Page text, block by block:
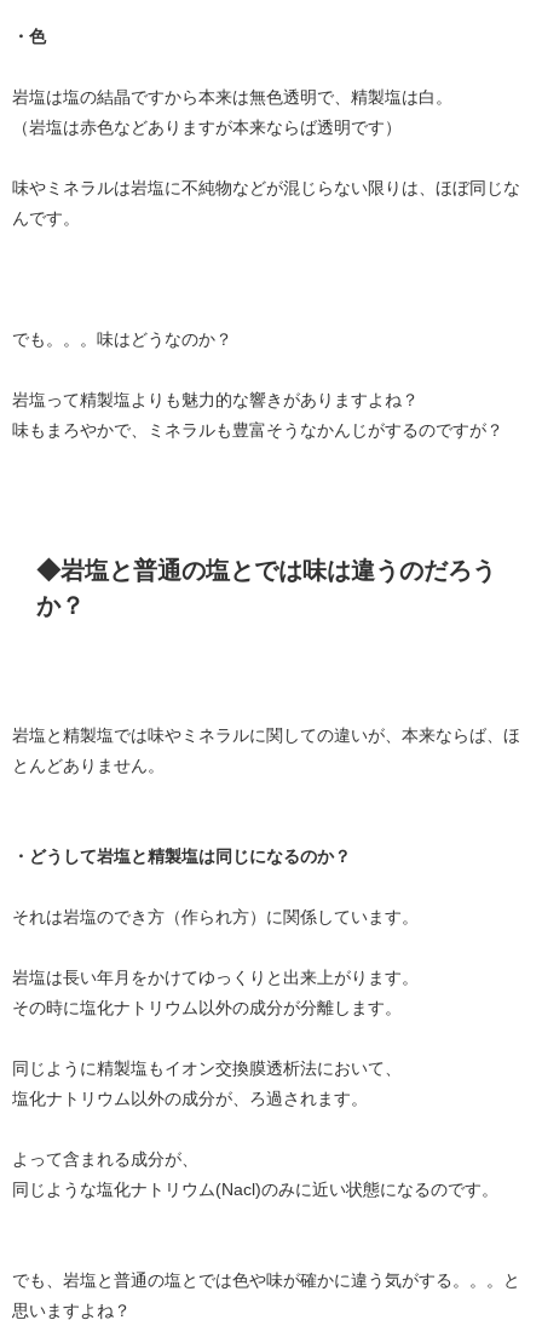
・色
岩塩は塩の結晶ですから本来は無色透明で、精製塩は白。
（岩塩は赤色などありますが本来ならば透明です）
味やミネラルは岩塩に不純物などが混じらない限りは、ほぼ同じな
んです。
でも。。。味はどうなのか？
岩塩って精製塩よりも魅力的な響きがありますよね？
味もまろやかで、ミネラルも豊富そうなかんじがするのですが？
◆岩塩と普通の塩とでは味は違うのだろう
か？
岩塩と精製塩では味やミネラルに関しての違いが、本来ならば、ほ
とんどありません。
・どうして岩塩と精製塩は同じになるのか？
それは岩塩のでき方（作られ方）に関係しています。
岩塩は長い年月をかけてゆっくりと出来上がります。
その時に塩化ナトリウム以外の成分が分離します。
同じように精製塩もイオン交換膜透析法において、
塩化ナトリウム以外の成分が、ろ過されます。
よって含まれる成分が、
同じような塩化ナトリウム(Nacl)のみに近い状態になるのです。
でも、岩塩と普通の塩とでは色や味が確かに違う気がする。。。と
思いますよね？